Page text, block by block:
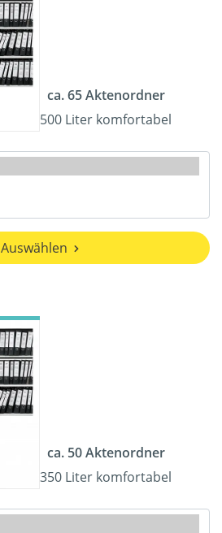
ca. 65 Aktenordner
500 Liter komfortabel
Auswählen
ca. 50 Aktenordner
350 Liter komfortabel